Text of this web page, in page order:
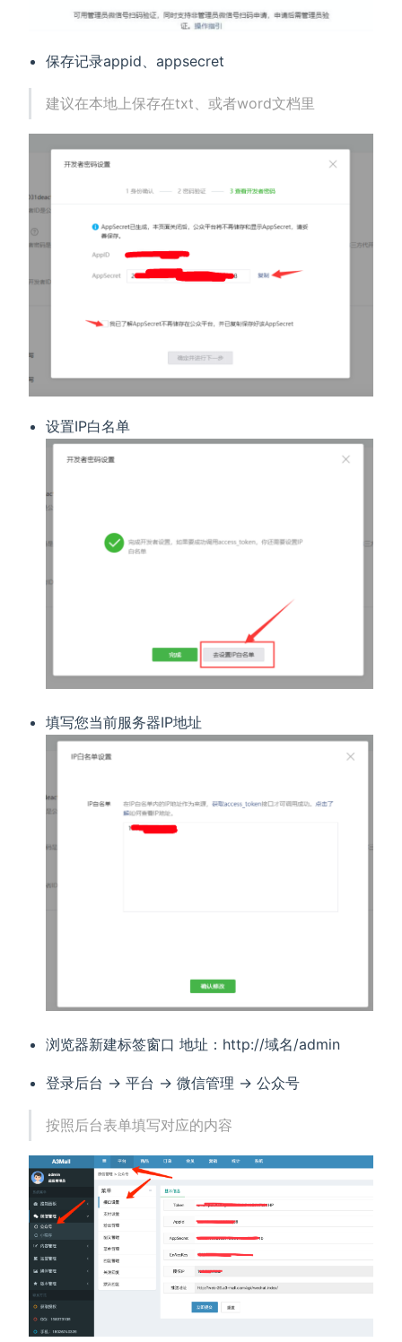
保存记录appid、appsecret
建议在本地上保存在txt、或者word文档里
设置IP白名单
填写您当前服务器IP地址
浏览器新建标签窗口 地址：http://域名/admin
登录后台 -> 平台 -> 微信管理 -> 公众号
按照后台表单填写对应的内容